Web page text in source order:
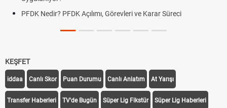
PFDK Nedir? PFDK Açılımı, Görevleri ve Karar Süreci
KEŞFET
iddaa Canlı Skor Puan Durumu Canlı Anlatım At Yarışı
Transfer Haberleri TV'de Bugün Süper Lig Fikstür Süper Lig Haberleri